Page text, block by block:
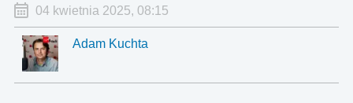
04 kwietnia 2025, 08:15
Adam Kuchta